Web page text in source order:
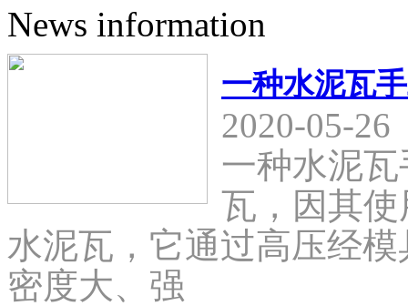
News information
一种水泥瓦
2020-05-26
一种水泥
瓦，因其
水泥瓦，它通过高压经
密度大、强